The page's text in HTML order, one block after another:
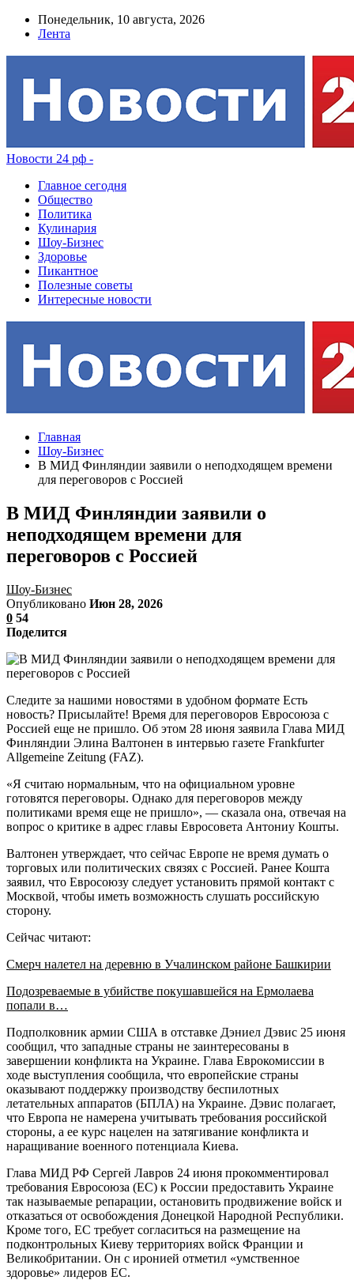
Понедельник, 10 августа, 2026
Лента
Новости 24 рф -
Главное сегодня
Общество
Политика
Кулинария
Шоу-Бизнес
Здоровье
Пикантное
Полезные советы
Интересные новости
Главная
Шоу-Бизнес
В МИД Финляндии заявили о неподходящем времени
для переговоров с Россией
В МИД Финляндии заявили о
неподходящем времени для
переговоров с Россией
Шоу-Бизнес
Опубликовано Июн 28, 2026
0 54
Поделится
Следите за нашими новостями в удобном формате Есть
новость? Присылайте! Время для переговоров Евросоюза с
Россией еще не пришло. Об этом 28 июня заявила Глава МИД
Финляндии Элина Валтонен в интервью газете Frankfurter
Allgemeine Zeitung (FAZ).
«Я считаю нормальным, что на официальном уровне
готовятся переговоры. Однако для переговоров между
политиками время еще не пришло», — сказала она, отвечая на
вопрос о критике в адрес главы Евросовета Антониу Кошты.
Валтонен утверждает, что сейчас Европе не время думать о
торговых или политических связях с Россией. Ранее Кошта
заявил, что Евросоюзу следует установить прямой контакт с
Москвой, чтобы иметь возможность слушать российскую
сторону.
Сейчас читают:
Смерч налетел на деревню в Учалинском районе Башкирии
Подозреваемые в убийстве покушавшейся на Ермолаева
попали в…
Подполковник армии США в отставке Дэниел Дэвис 25 июня
сообщил, что западные страны не заинтересованы в
завершении конфликта на Украине. Глава Еврокомиссии в
ходе выступления сообщила, что европейские страны
оказывают поддержку производству беспилотных
летательных аппаратов (БПЛА) на Украине. Дэвис полагает,
что Европа не намерена учитывать требования российской
стороны, а ее курс нацелен на затягивание конфликта и
наращивание военного потенциала Киева.
Глава МИД РФ Сергей Лавров 24 июня прокомментировал
требования Евросоюза (ЕС) к России предоставить Украине
так называемые репарации, остановить продвижение войск и
отказаться от освобождения Донецкой Народной Республики.
Кроме того, ЕС требует согласиться на размещение на
подконтрольных Киеву территориях войск Франции и
Великобритании. Он с иронией отметил «умственное
здоровье» лидеров ЕС.